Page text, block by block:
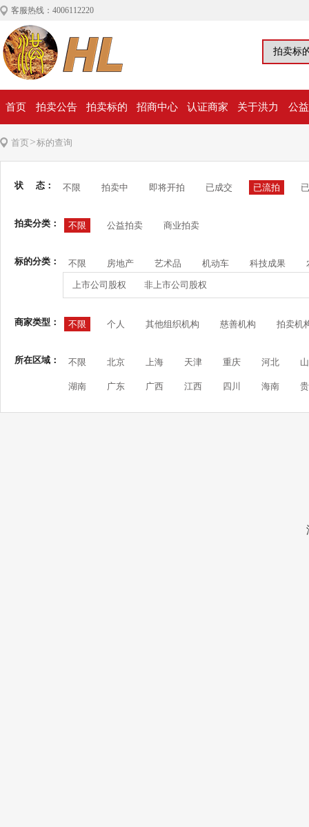
客服热线：4006112220
首页 拍卖公告 拍卖标的 招商中心 认证商家 关于洪力 公
首页>标的查询
状 态： 不限 拍卖中 即将开拍 已成交 已流拍
拍卖分类： 不限 公益拍卖 商业拍卖
标的分类： 不限 房地产 艺术品 机动车 科技成果
上市公司股权 非上市公司股权
商家类型： 不限 个人 其他组织机构 慈善机构 拍卖机
所在区域： 不限 北京 上海 天津 重庆 河北
湖南 广东 广西 江西 四川 海南